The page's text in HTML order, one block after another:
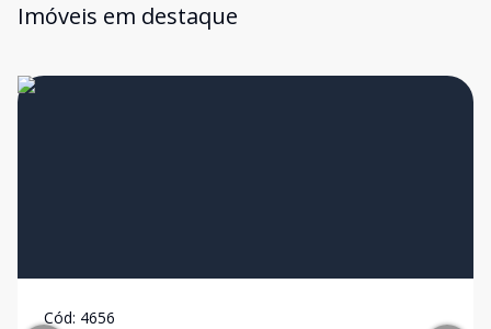
Imóveis em destaque
Cód: 4656